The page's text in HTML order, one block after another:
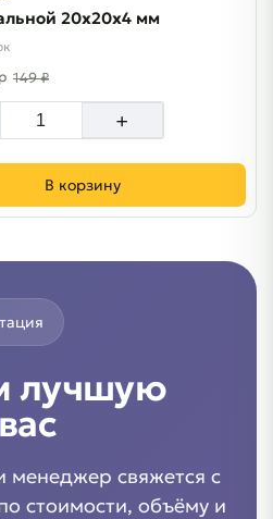
20х20х4 мм
149 ₽
+
В корзину
лучшую
менеджер свяжется с
стоимости, объёму и